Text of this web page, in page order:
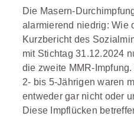
Die Masern-
alarmierend niedrig: Wie
Kurzbericht des
mit Stichtag 31.12.2024
die zweite MMR-
2- bis 5-Jährigen waren
entweder gar nicht oder
Diese Impflücken